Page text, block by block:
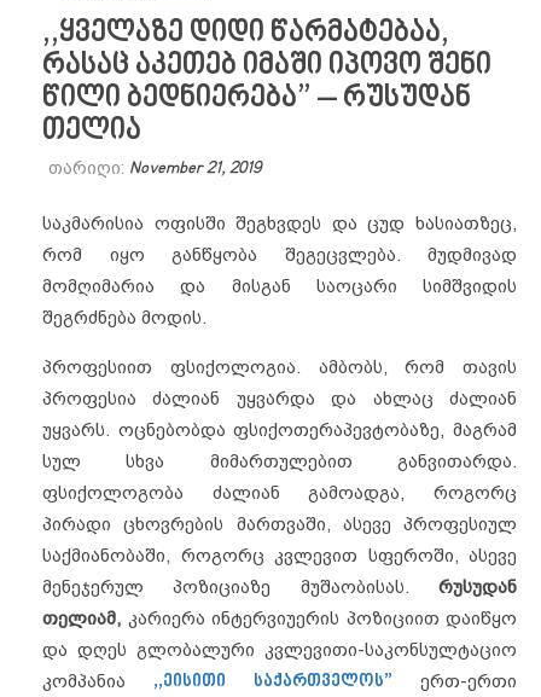
,,ყველაზე დიდი წარმატებაა,
რასაც აკეთებ იმაში იპოვო შენი
წილი ბედნიერება” – რუსუდან
თელია
თარიღი: November 21, 2019
საკმარისია ოფისში შეგხვდეს და ცუდ ხასიათზეც,
რომ იყო განწყობა შეგეცვლება. მუდმივად
მომღიმარია და მისგან საოცარი სიმშვიდის
შეგრძნება მოდის.
პროფესიით ფსიქოლოგია. ამბობს, რომ თავის
პროფესია ძალიან უყვარდა და ახლაც ძალიან
უყვარს. ოცნებობდა ფსიქოთერაპევტობაზე, მაგრამ
სულ სხვა მიმართულებით განვითარდა.
ფსიქოლოგობა ძალიან გამოადგა, როგორც
პირადი ცხოვრების მართვაში, ასევე პროფესიულ
საქმიანობაში, როგორც კვლევით სფეროში, ასევე
მენეჯერულ პოზიციაზე მუშაობისას. რუსუდან
თელიამ, კარიერა ინტერვიუერის პოზიციით დაიწყო
და დღეს გლობალური კვლევითი-საკონსულტაციო
კომპანია
,,ეისითი საქართველოს” ერთ-ერთი